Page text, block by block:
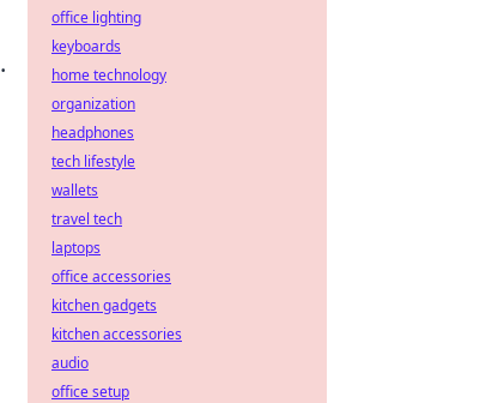
.
office lighting
keyboards
home technology
organization
headphones
tech lifestyle
wallets
travel tech
laptops
office accessories
kitchen gadgets
kitchen accessories
audio
office setup